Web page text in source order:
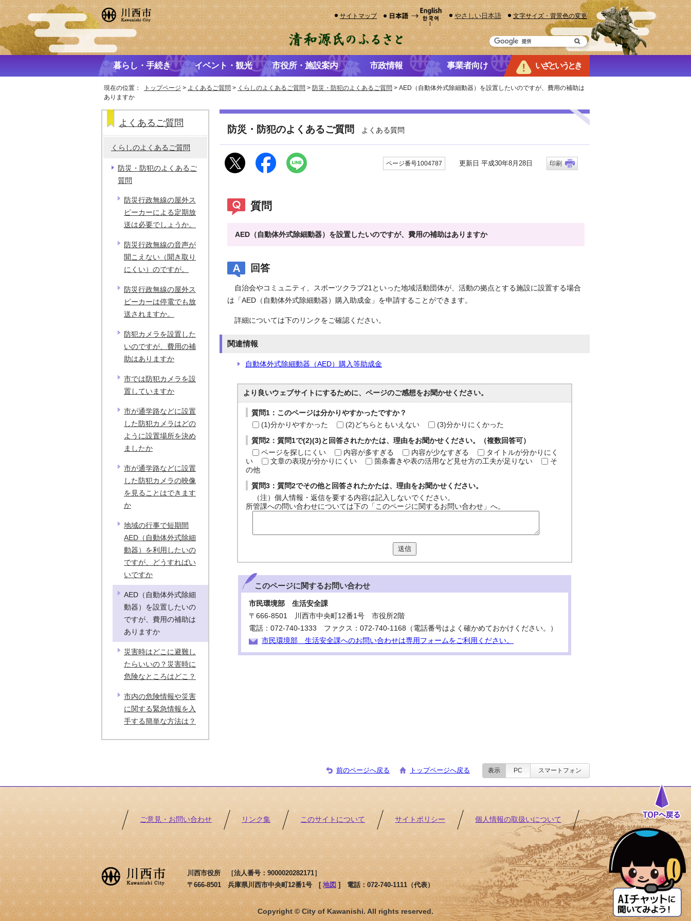
サイトマップ やさしい日本語 文字サイズ・背景色の変更
暮らし・手続き イベント・観光 市役所・施設案内 市政情報 事業者向け いざというとき
現在の位置： トップページ > よくあるご質問 > くらしのよくあるご質問 > 防災・防犯のよくあるご質問 > AED（自動体外式除細動器）を設置したいのですが、費用の補助は
ありますか
防災・防犯のよくあるご質問 よくある質問
ページ番号1004787 更新日 平成30年8月28日 印刷
質問
AED（自動体外式除細動器）を設置したいのですが、費用の補助はありますか
回答
自治会やコミュニティ、スポーツクラブ21といった地域活動団体が、活動の拠点とする施設に設置する場合
は「AED（自動体外式除細動器）購入助成金」を申請することができます。
詳細については下のリンクをご確認ください。
関連情報
自動体外式除細動器（AED）購入等助成金
より良いウェブサイトにするために、ページのご感想をお聞かせください。
質問1：このページは分かりやすかったですか？
(1)分かりやすかった
(2)どちらともいえない (3)分かりにくかった
質問2：質問1で(2)(3)と回答されたかたは、理由をお聞かせください。（複数回答可）
ページを探しにくい
内容が多すぎる 内容が少なすぎる
タイトルが分かりにく
い
文章の表現が分かりにくい 箇条書きや表の活用など見せ方の工夫が足りない
そ
の他
質問3：質問2でその他と回答されたかたは、理由をお聞かせください。
（注）個人情報・返信を要する内容は記入しないでください。
所管課への問い合わせについては下の「このページに関するお問い合わせ」へ。
送信
このページに関するお問い合わせ
市民環境部 生活安全課
〒666-8501 川西市中央町12番1号 市役所2階
電話：072-740-1333 ファクス：072-740-1168（電話番号はよく確かめておかけください。）
市民環境部 生活安全課へのお問い合わせは専用フォームをご利用ください。
よくあるご質問
くらしのよくあるご質問
防災・防犯のよくあるご
質問
防災行政無線の屋外ス
ピーカーによる定期放
送は必要でしょうか。
防災行政無線の音声が
聞こえない（聞き取り
にくい）のですが。
防災行政無線の屋外ス
ピーカーは停電でも放
送されますか。
防犯カメラを設置した
いのですが、費用の補
助はありますか
市では防犯カメラを設
置していますか
市が通学路などに設置
した防犯カメラはどの
ように設置場所を決め
ましたか
市が通学路などに設置
した防犯カメラの映像
を見ることはできます
か
地域の行事で短期間
AED（自動体外式除細
動器）を利用したいの
ですが、どうすればい
いですか
AED（自動体外式除細
動器）を設置したいの
ですが、費用の補助は
ありますか
災害時はどこに避難し
たらいいの？災害時に
危険なところはどこ？
市内の危険情報や災害
に関する緊急情報を入
手する簡単な方法は？
前のページへ戻る トップページへ戻る 表示 PC スマートフォン
ご意見・お問い合わせ リンク集 このサイトについて サイトポリシー 個人情報の取扱いについて
川西市役所 ［法人番号：9000020282171］
〒666-8501 兵庫県川西市中央町12番1号 [地図 ]電話：072-740-1111（代表）
Copyright © City of Kawanishi. All rights reserved.